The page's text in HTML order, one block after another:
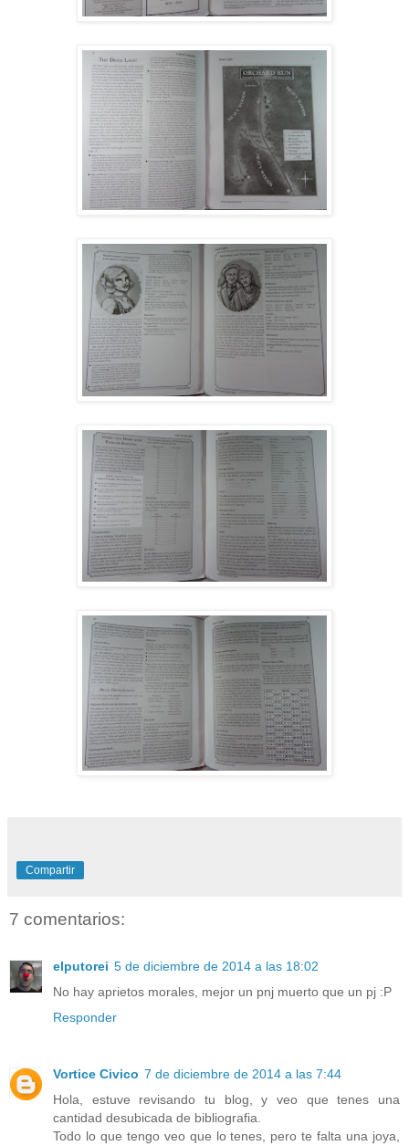
Compartir
7 comentarios:
elputorei 5 de diciembre de 2014 a las 18:02
No hay aprietos morales, mejor un pnj muerto que un pj :P
Responder
Vortice Civico 7 de diciembre de 2014 a las 7:44
Hola, estuve revisando tu blog, y veo que tenes una
cantidad desubicada de bibliografia.
Todo lo que tengo veo que lo tenes, pero te falta una joya,